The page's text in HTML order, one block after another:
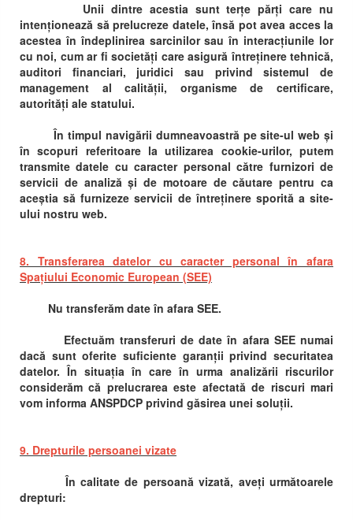
Unii dintre acestia sunt terțe părți care nu
intenționează să prelucreze datele, însă pot avea acces la
acestea în îndeplinirea sarcinilor sau în interacțiunile lor
cu noi, cum ar fi societăți care asigură întreținere tehnică,
auditori financiari, juridici sau privind sistemul de
management al calității, organisme de certificare,
autorități ale statului.
În timpul navigării dumneavoastră pe site-ul web și
în scopuri referitoare la utilizarea cookie-urilor, putem
transmite datele cu caracter personal către furnizori de
servicii de analiză și de motoare de căutare pentru ca
aceștia să furnizeze servicii de întreținere sporită a site-
ului nostru web.
8. Transferarea datelor cu caracter personal în afara
Spațiului Economic European (SEE)
Nu transferăm date în afara SEE.
Efectuăm transferuri de date în afara SEE numai
dacă sunt oferite suficiente garanții privind securitatea
datelor. În situația în care în urma analizării riscurilor
considerăm că prelucrarea este afectată de riscuri mari
vom informa ANSPDCP privind găsirea unei soluții.
9. Drepturile persoanei vizate
În calitate de persoană vizată, aveți următoarele
drepturi: